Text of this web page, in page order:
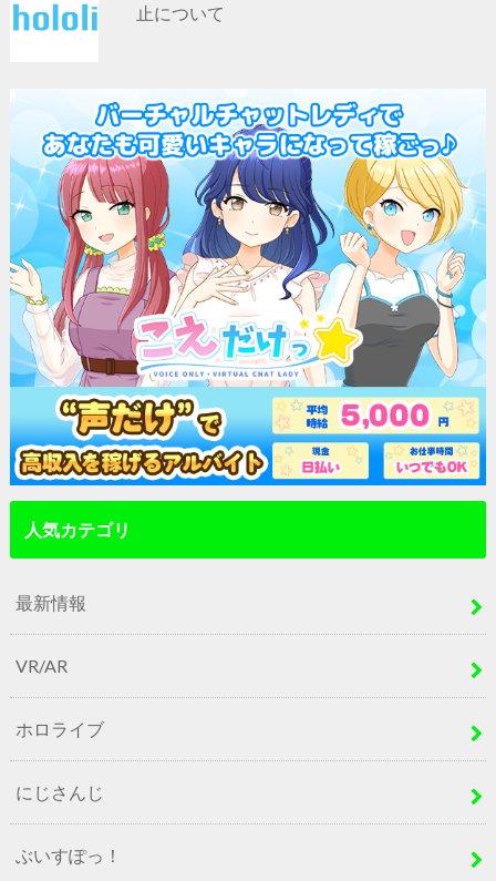
止について
人気カテゴリ
最新情報
VR/AR
ホロライブ
にじさんじ
ぶいすぽっ！